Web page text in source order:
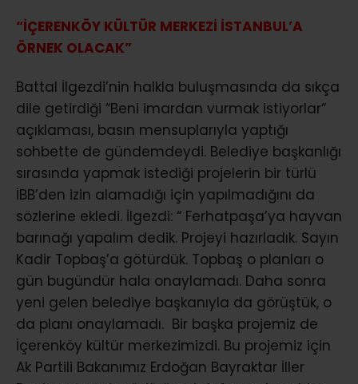
“İÇERENKÖY KÜLTÜR MERKEZİ İSTANBUL’A
ÖRNEK OLACAK”
Battal İlgezdi’nin halkla buluşmasında da sıkça
dile getirdiği “Beni imardan vurmak istiyorlar”
açıklaması, basın mensuplarıyla yaptığı
sohbette de gündemdeydi. Belediye başkanlığı
sırasında yapmak istediği projelerin bir türlü
İBB’den izin alamadığı için yapılmadığını da
sözlerine ekledi. İlgezdi: “ Ferhatpaşa’ya hayvan
barınağı yapalım dedik. Projeyi hazırladık. Sayın
Kadir Topbaş’a götürdük. Topbaş o planları o
gün bugündür hala onaylamadı. Daha sonra
yeni gelen belediye başkanıyla da görüştük, o
da planı onaylamadı. Bir başka projemiz de
İçerenköy kültür merkezimizdi. Bu projemiz için
Ak Partili Bakanımız Erdoğan Bayraktar İller